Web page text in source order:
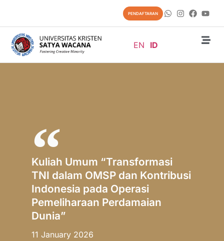
PENDAFTARAN
EN ID
Kuliah Umum “Transformasi
TNI dalam OMSP dan Kontribusi
Indonesia pada Operasi
Pemeliharaan Perdamaian
Dunia”
11 January 2026